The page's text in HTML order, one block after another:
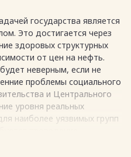
важно хорошо
в их
наиболее эффективного
общественного
после покупки
государства является
Это достигается через
здоровых структурных
от цен на нефть.
неверным, если не
проблемы социального
и Центрального
уровня реальных
наиболее уязвимых групп
на устранение